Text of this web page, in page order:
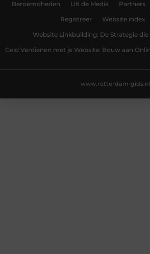
Beroemdheden Uit de Media Partners
Registreer Website index
Website Linkbuilding: De Strategie
Geld Verdienen met je Website: Bouw aan
www.rotterdam-